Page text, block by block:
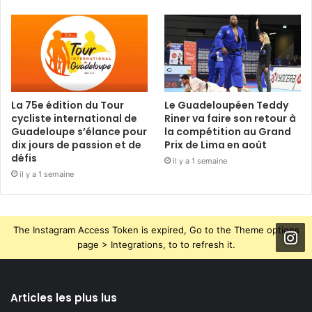
La 75e édition du Tour
cycliste international de
Guadeloupe s’élance pour
dix jours de passion et de
défis
il y a 1 semaine
Le Guadeloupéen Teddy
Riner va faire son retour à
la compétition au Grand
Prix de Lima en août
il y a 1 semaine
The Instagram Access Token is expired, Go to the Theme options
page > Integrations, to to refresh it.
Articles les plus lus